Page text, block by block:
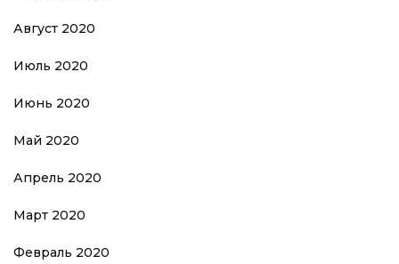
Август 2020
Июль 2020
Июнь 2020
Май 2020
Апрель 2020
Март 2020
Февраль 2020